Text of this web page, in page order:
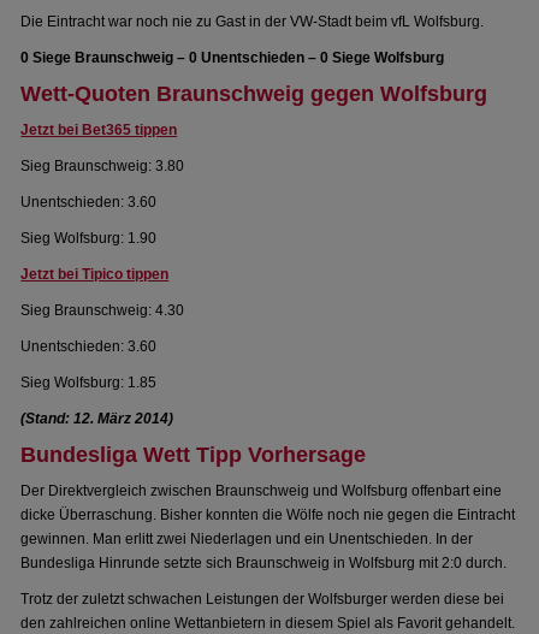
Die Eintracht war noch nie zu Gast in der VW-Stadt beim vfL Wolfsburg.
0 Siege Braunschweig – 0 Unentschieden – 0 Siege Wolfsburg
Wett-Quoten Braunschweig gegen Wolfsburg
Jetzt bei Bet365 tippen
Sieg Braunschweig: 3.80
Unentschieden: 3.60
Sieg Wolfsburg: 1.90
Jetzt bei Tipico tippen
Sieg Braunschweig: 4.30
Unentschieden: 3.60
Sieg Wolfsburg: 1.85
(Stand: 12. März 2014)
Bundesliga Wett Tipp Vorhersage
Der Direktvergleich zwischen Braunschweig und Wolfsburg offenbart eine
dicke Überraschung. Bisher konnten die Wölfe noch nie gegen die Eintracht
gewinnen. Man erlitt zwei Niederlagen und ein Unentschieden. In der
Bundesliga Hinrunde setzte sich Braunschweig in Wolfsburg mit 2:0 durch.
Trotz der zuletzt schwachen Leistungen der Wolfsburger werden diese bei
den zahlreichen online Wettanbietern in diesem Spiel als Favorit gehandelt.